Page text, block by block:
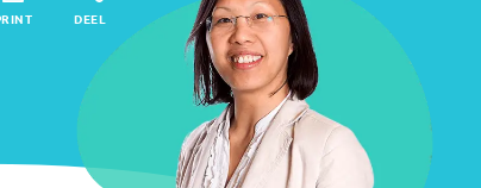
DEEL